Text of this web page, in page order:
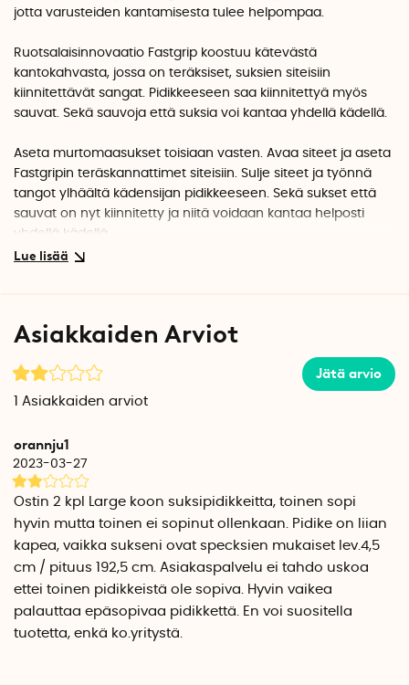
jotta varusteiden kantamisesta tulee helpompaa.
Ruotsalaisinnovaatio Fastgrip koostuu kätevästä
kantokahvasta, jossa on teräksiset, suksien siteisiin
kiinnitettävät sangat. Pidikkeeseen saa kiinnitettyä myös
sauvat. Sekä sauvoja että suksia voi kantaa yhdellä kädellä.
Aseta murtomaasukset toisiaan vasten. Avaa siteet ja aseta
Fastgripin teräskannattimet siteisiin. Sulje siteet ja työnnä
tangot ylhäältä kädensijan pidikkeeseen. Sekä sukset että
sauvat on nyt kiinnitetty ja niitä voidaan kantaa helposti
yhdellä kädellä.
Large sopii 170–202 cm pituisille klassisille ja luistelumallisille
korkeintaan 5 cm.
Asiakkaiden Arviot
Jätä arvio
Asiakkaiden arviot
orannju1
2023-03-27
Ostin 2 kpl Large koon suksipidikkeitta, toinen sopi
hyvin mutta toinen ei sopinut ollenkaan. Pidike on liian
kapea, vaikka sukseni ovat specksien mukaiset lev.4,5
cm / pituus 192,5 cm. Asiakaspalvelu ei tahdo uskoa
ettei toinen pidikkeistä ole sopiva. Hyvin vaikea
palauttaa epäsopivaa pidikkettä. En voi suositella
tuotetta, enkä ko.yritystä.